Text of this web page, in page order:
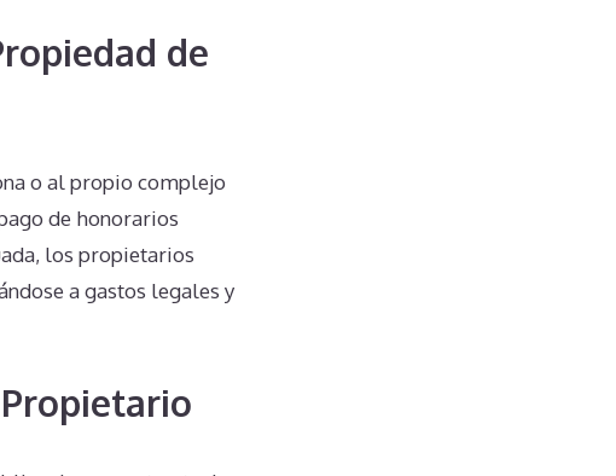
de
o al propio complejo
de honorarios
los propietarios
a gastos legales y